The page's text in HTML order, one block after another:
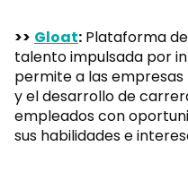
>> Gloat: Plataforma
talento impulsada por
permite a las
y el desarrollo de
empleados con
sus habilidades e